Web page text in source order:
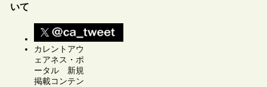
いて
カレントアウ
ェアネス・ポ
ータル 新規
掲載コンテン